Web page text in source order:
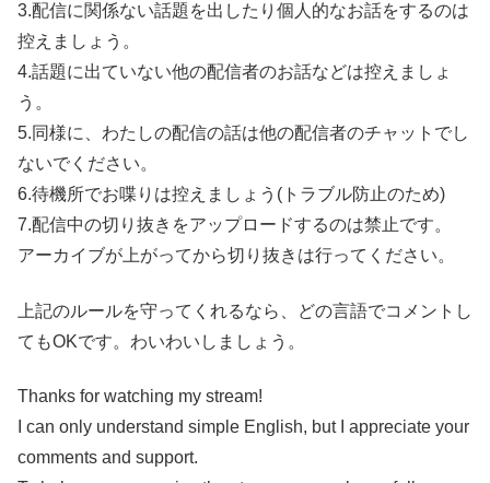
3.配信に関係ない話題を出したり個人的なお話をするのは
控えましょう。
4.話題に出ていない他の配信者のお話などは控えましょ
う。
5.同様に、わたしの配信の話は他の配信者のチャットでし
ないでください。
6.待機所でお喋りは控えましょう(トラブル防止のため)
7.配信中の切り抜きをアップロードするのは禁止です。
アーカイブが上がってから切り抜きは行ってください。
上記のルールを守ってくれるなら、どの言語でコメントし
てもOKです。わいわいしましょう。
Thanks for watching my stream!
I can only understand simple English, but I appreciate your
comments and support.